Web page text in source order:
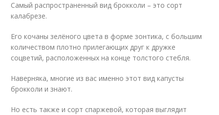
Самый распространенный вид брокколи – это сорт
калабрезе.
Его кочаны зелёного цвета в форме зонтика, с большим
количеством плотно прилегающих друг к дружке
соцветий, расположенных на конце толстого стебля.
Наверняка, многие из вас именно этот вид капусты
брокколи и знают.
Но есть также и сорт спаржевой, которая выглядит